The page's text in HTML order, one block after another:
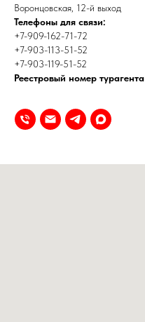
Воронцовская, 12-й выход
Телефоны для связи:
+7-909-162-71-72
+7-903-113-51-52
+7-903-119-51-52
Реестровый номер турагента